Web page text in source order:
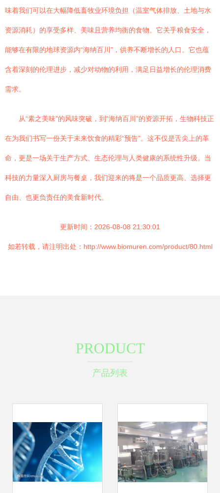
味着我们可以在大幅降低畜牧业环境负担（温室气体排放、土地与水
资源消耗）的享受多样、美味且营养均衡的食物。它关乎粮食安全，
能够在有限的地球资源内“海纳百川”，供养不断增长的人口。它也蕴
含着深刻的伦理进步，减少对动物的利用，满足日益增长的伦理消费
需求。
从“素之美味”的风味突破，到“海纳百川”的资源开拓，生物科技正
在为我们书写一份关于未来饮食的精彩“预告”。这不仅是舌尖上的革
命，更是一场关于生产方式、生态伦理与人类健康的系统性升级。当
科技的力量深入厨房与餐桌，我们迎来的将是一个品质更高、选择更
自由、也更负责任的美食新时代。
更新时间：2026-08-08 21:30:01
如若转载，请注明出处：http://www.biomuren.com/product/80.html
PRODUCT
产品列表